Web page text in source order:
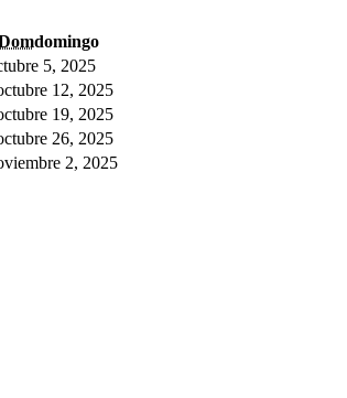
domingo
5, 2025
12, 2025
19, 2025
26, 2025
2, 2025